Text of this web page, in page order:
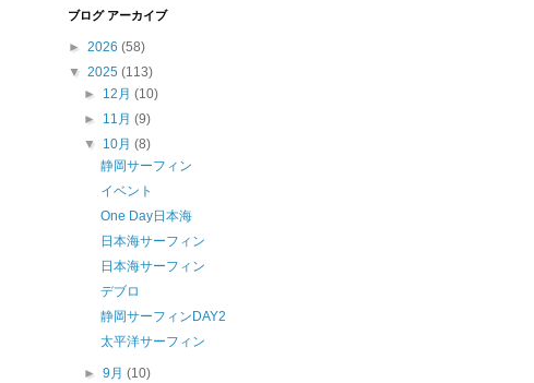
ブログ アーカイブ
► 2026 (58)
▼ 2025 (113)
► 12月(10)
► 11月(9)
▼ 10月(8)
静岡サーフィン
イベント
One Day日本海
日本海サーフィン
日本海サーフィン
デブロ
静岡サーフィンDAY2
太平洋サーフィン
►9月(10)